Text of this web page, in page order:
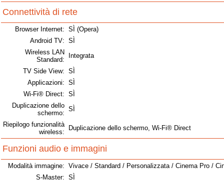
Connettività di rete
Browser Internet: SÌ (Opera)
Android TV: SÌ
Wireless LAN
Standard:
Integrata
TV Side View: SÌ
Applicazioni: SÌ
Wi-Fi® Direct: SÌ
Duplicazione dello
schermo:
SÌ
Riepilogo funzionalità
wireless:
Duplicazione dello schermo, Wi-Fi® Direct
Funzioni audio e immagini
Modalità immagine: Vivace / Standard / Personalizzata / Cinema Pro /
S-Master: SÌ